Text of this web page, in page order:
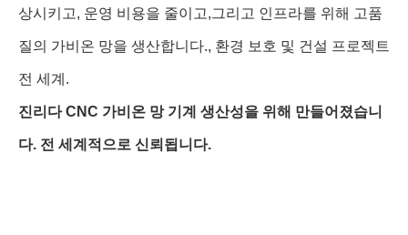
상시키고, 운영 비용을 줄이고,그리고 인프라를 위해 고품
질의 가비온 망을 생산합니다., 환경 보호 및 건설 프로젝트
전 세계.
진리다 CNC 가비온 망 기계 생산성을 위해 만들어졌습니
다. 전 세계적으로 신뢰됩니다.